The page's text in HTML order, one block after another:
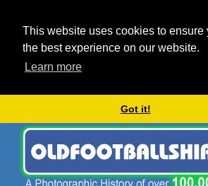
This website uses cookies to ensure
the best experience on our website.
Learn more
Got it!